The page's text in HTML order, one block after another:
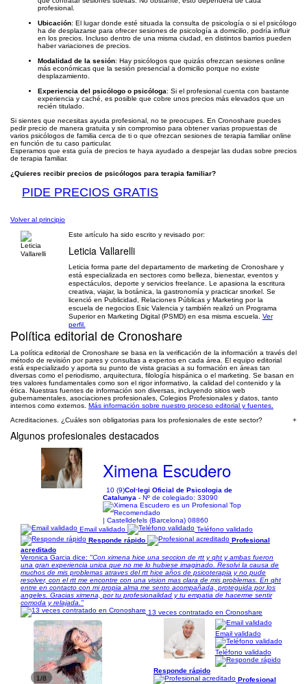
profesional.
Ubicación: El lugar donde esté situada la consulta de psicología o si el psicólogo
ha de desplazarse para ofrecer sesiones de psicología a domicilio, podría influir
en los precios. Incluso dentro de una misma ciudad, en distintos barrios pueden
haber variaciones de precios.
Modalidad de la sesión: Hay psicólogos que quizás ofrezcan sesiones online
más económicas que la sesión presencial a domicilio porque no existe
desplazamiento.
Experiencia del psicólogo o psicóloga: Si el profesional cuenta con bastante
experiencia y caché, es posible que cobre unos precios más elevados que un
recién titulado.
Si sientes que necesitas ayuda profesional, no te preocupes. En Cronoshare puedes
pedir precio de manera gratuita y sin compromiso para obtener varias propuestas de
varios psicólogos de familia cerca de ti o que ofrezcan sesiones de terapia familiar online
en función de tu caso particular.
Esperamos que esta guía de precios te haya ayudado a despejar las dudas sobre precios
de terapia familiar.
¿Quieres recibir precios de psicólogos para terapia familiar?
PIDE PRECIOS GRATIS
Volver al principio
Este artículo ha sido escrito y revisado por:
Leticia Vallarelli
Leticia forma parte del departamento de marketing de Cronoshare y
está especializada en sectores como belleza, bienestar, eventos y
espectáculos, deporte y servicios freelance. Le apasiona la escritura
creativa, viajar, la botánica, la gastronomía y practicar snorkel. Se
licenció en Publicidad, Relaciones Públicas y Marketing por la
escuela de negocios Esic Valencia y también realizó un Programa
Superior en Marketing Digital (PSMD) en esa misma escuela. Ver
perfil.
Política editorial de Cronoshare
La política editorial de Cronoshare se basa en la verificación de la información a través del
método de revisión por pares y consultas a expertos en cada área. El equipo editorial
está especializado y aporta su punto de vista gracias a su formación en áreas tan
diversas como el periodismo, arquitectura, filología hispánica o el marketing. Se basan en
tres valores fundamentales como son el rigor informativo, la calidad del contenido y la
ética. Nuestras fuentes de información son diversas, incluyendo sitios web
gubernamentales, asociaciones profesionales, Colegios Profesionales y datos, tanto
internos como externos. Más información sobre nuestro proceso editorial y fuentes.
Acreditaciones. ¿Cuáles son obligatorias para los profesionales de este sector?
+
Algunos profesionales destacados
Ximena Escudero
10 (9)Col·legi Oficial de Psicologia de
Catalunya - Nº de colegiado: 33090
| Castelldefels (Barcelona) 08860
Email validado
Teléfono validado
Responde rápido
Profesional
acreditado
Veronica Garcia dice: "Con ximena hice una seccion de rtt y qht y ambas fueron
una gran experiencia unica que no me lo hubiese imaginado. Resolvi la causa de
muchos de mis problemas atraves del rtt hice años de psicoterapia y no pude
resolver, con el rtt me encontre con una vision mas clara de mis problemas. En qht
entre en contacto con mi propia alma me sento acompañada, proteguida por los
angeles. Gracias ximena, por tu profesionalidad y tu empatia de hacerme sentir
comoda y relajada."
13 veces contratado en Cronoshare
1/8
Email validado
Teléfono validado
Responde rápido
Profesional